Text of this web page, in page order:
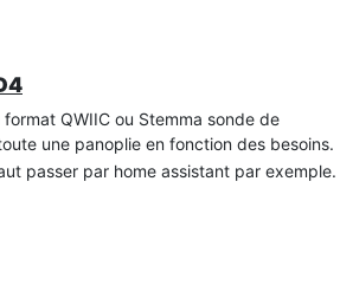
QWIIC ou Stemma sonde de
une panoplie en fonction des besoins.
passer par home assistant par exemple.